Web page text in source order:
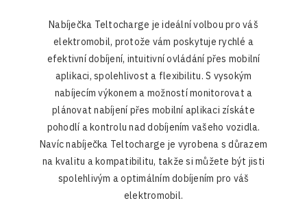
Nabíječka Teltocharge je ideální volbou pro váš
elektromobil, protože vám poskytuje rychlé a
efektivní dobíjení, intuitivní ovládání přes mobilní
aplikaci, spolehlivost a flexibilitu. S vysokým
nabíjecím výkonem a možností monitorovat a
plánovat nabíjení přes mobilní aplikaci získáte
pohodlí a kontrolu nad dobíjením vašeho vozidla.
Navíc nabíječka Teltocharge je vyrobena s důrazem
na kvalitu a kompatibilitu, takže si můžete být jisti
spolehlivým a optimálním dobíjením pro váš
elektromobil.